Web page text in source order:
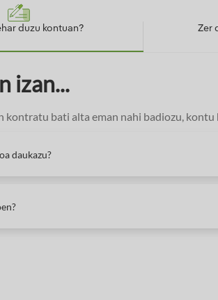
duzu kontuan? Zer
izan...
kontratu bati alta eman nahi badiozu,
daukazu?